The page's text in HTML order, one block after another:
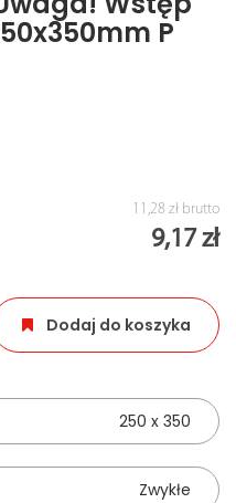
P
11,28 zł brutto
9,17 zł
Dodaj do koszyka
250 x 350
Zwykłe